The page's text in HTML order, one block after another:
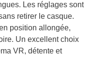
Les réglages sont
retirer le casque.
position allongée,
Un excellent choix
VR, détente et